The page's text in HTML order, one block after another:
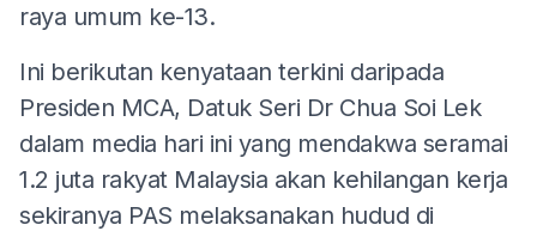
raya umum ke-13.
Ini berikutan kenyataan terkini daripada
Presiden MCA, Datuk Seri Dr Chua Soi Lek
dalam media hari ini yang mendakwa seramai
1.2 juta rakyat Malaysia akan kehilangan kerja
sekiranya PAS melaksanakan hudud di